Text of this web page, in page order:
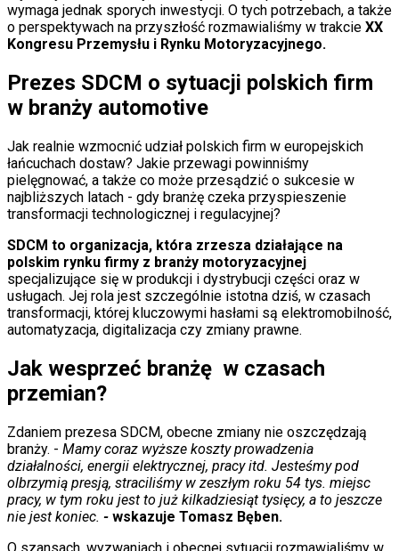
Kolarstwo
Koszykówka
Lekkoatletyka
Łamigłówki
Kartka z kalendarza
Kultowe przeboje
Wtedy się działo
Silver news
Ogród
Gotowanie
Porady
Podróże
Polska
Europa
Świat
Ubezpieczenie
Moja szkoła
Moto
Quizy
Zdrowie
Profilaktyka
Diety
Nieruchomości
Budowa i remont
Architektura i design
Kupno i wynajem
wymaga jednak sporych inwestycji. O tych potrzebach, a także
o perspektywach na przyszłość rozmawialiśmy w trakcie XX
Kongresu Przemysłu i Rynku Motoryzacyjnego.
Prezes SDCM o sytuacji polskich firm
w branży automotive
Jak realnie wzmocnić udział polskich firm w europejskich
łańcuchach dostaw? Jakie przewagi powinniśmy
pielęgnować, a także co może przesądzić o sukcesie w
najbliższych latach - gdy branżę czeka przyspieszenie
transformacji technologicznej i regulacyjnej?
SDCM to organizacja, która zrzesza działające na
polskim rynku firmy z branży motoryzacyjnej
specjalizujące się w produkcji i dystrybucji części oraz w
usługach. Jej rola jest szczególnie istotna dziś, w czasach
transformacji, której kluczowymi hasłami są elektromobilność,
automatyzacja, digitalizacja czy zmiany prawne.
Jak wesprzeć branżę w czasach
przemian?
Zdaniem prezesa SDCM, obecne zmiany nie oszczędzają
branży. - Mamy coraz wyższe koszty prowadzenia
działalności, energii elektrycznej, pracy itd. Jesteśmy pod
olbrzymią presją, straciliśmy w zeszłym roku 54 tys. miejsc
pracy, w tym roku jest to już kilkadziesiąt tysięcy, a to jeszcze
nie jest koniec. - wskazuje Tomasz Bęben.
O szansach, wyzwaniach i obecnej sytuacji rozmawialiśmy w